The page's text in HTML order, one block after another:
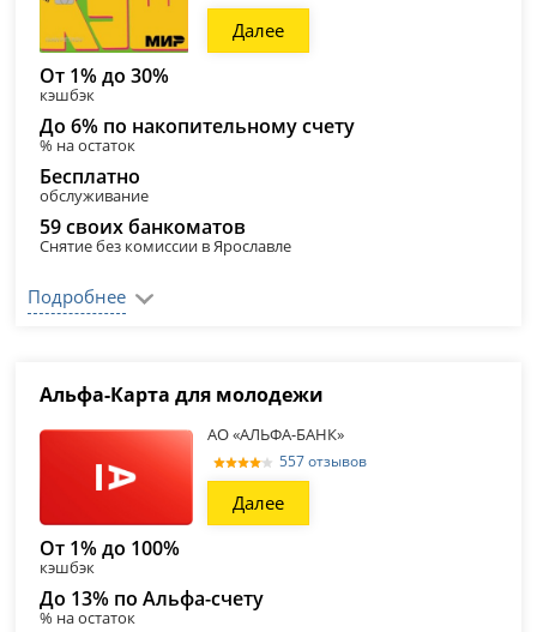
Далее
От 1% до 30%
кэшбэк
До 6% по накопительному счету
% на остаток
Бесплатно
обслуживание
59 своих банкоматов
Снятие без комиссии в Ярославле
Подробнее
Альфа-Карта для молодежи
АО «АЛЬФА-БАНК»
557 отзывов
Далее
От 1% до 100%
кэшбэк
До 13% по Альфа-счету
% на остаток